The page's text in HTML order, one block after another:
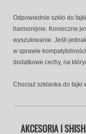
Odpowiednie szkło do
harmonijnie. Konieczne
wyszukiwanie. Jeśli
w sprawie
dodatkowe cechy, na
Chociaż szklanka do fajki
AKCESORIA I